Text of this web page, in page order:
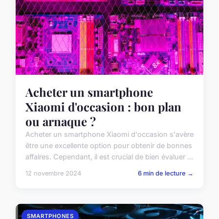
Acheter un smartphone
Xiaomi d'occasion : bon plan
ou arnaque ?
Acheter un smartphone Xiaomi d'occasion s'avère
être une excellente option pour obtenir de bonnes
affaires. Cependant, il est crucial de bien évaluer ...
12 novembre 2024 6 min de lecture →
SMARTPHONES